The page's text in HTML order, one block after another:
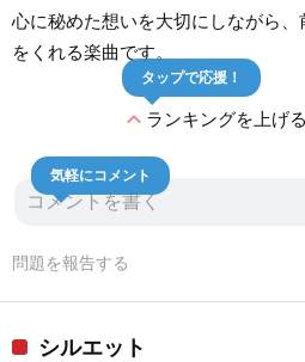
心に秘めた想いを大切にしながら
をくれる楽曲です。
expand_lessランキングを上げる
タップで応援！
気軽にコメント
問題を報告する
シルエット